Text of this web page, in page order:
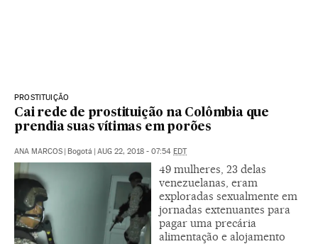
PROSTITUIÇÃO
Cai rede de prostituição na Colômbia que
prendia suas vítimas em porões
ANA MARCOS | Bogotá | AUG 22, 2018 - 07:54 EDT
49 mulheres, 23 delas
venezuelanas, eram
exploradas sexualmente em
jornadas extenuantes para
pagar uma precária
alimentação e alojamento